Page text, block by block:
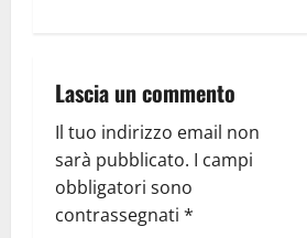
Lascia un commento
Il tuo indirizzo email non
sarà pubblicato. I campi
obbligatori sono
contrassegnati *